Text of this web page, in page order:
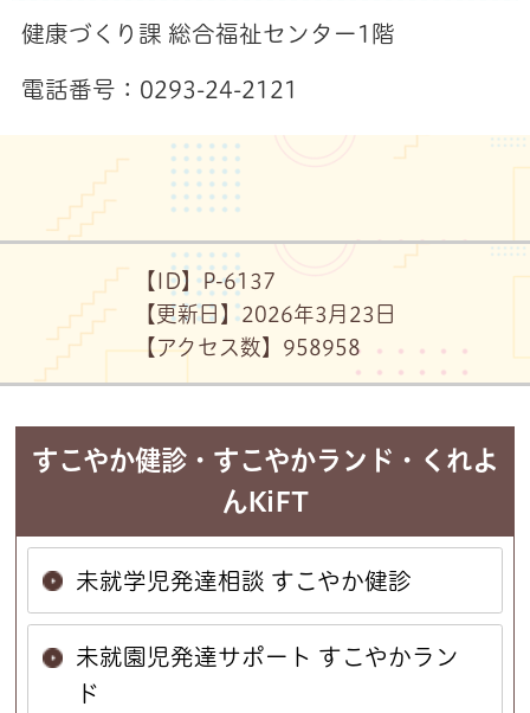
健康づくり課 総合福祉センター1階
電話番号：0293-24-2121
【ID】P-6137
【更新日】2026年3月23日
【アクセス数】 958958
すこやか健診・すこやかランド・くれよ
んKiFT
未就学児発達相談 すこやか健診
未就園児発達サポート すこやかラン
ド